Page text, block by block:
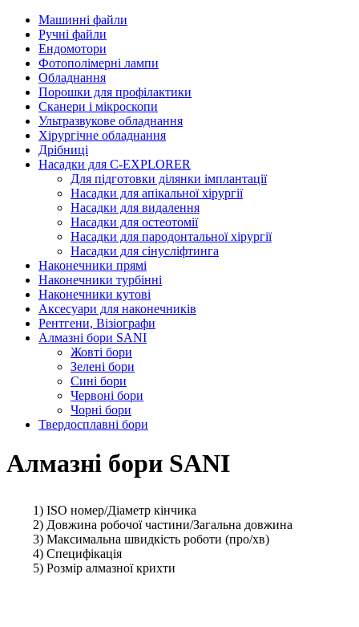
Машинні файли
Ручні файли
Ендомотори
Фотополімерні лампи
Обладнання
Порошки для профілактики
Сканери і мікроскопи
Ультразвукове обладнання
Хірургічне обладнання
Дрібниці
Насадки для C-EXPLORER
Для підготовки ділянки імплантації
Насадки для апікальної хірургії
Насадки для видалення
Насадки для остеотомії
Насадки для пародонтальної хірургії
Насадки для сінусліфтинга
Наконечники прямі
Наконечники турбінні
Наконечники кутові
Аксесуари для наконечників
Рентгени, Візіографи
Алмазні бори SANI
Жовті бори
Зелені бори
Сині бори
Червоні бори
Чорні бори
Твердосплавні бори
Алмазні бори SANI
1) ISO номер/Діаметр кінчика
2) Довжина робочої частини/Загальна довжина
3) Максимальна швидкість роботи (про/хв)
4) Специфікація
5) Розмір алмазної крихти